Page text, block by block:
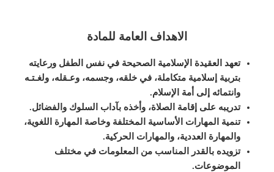
الاهداف العامة للمادة
تعهد العقيدة الإسلامية الصحيحة في نفس الطفل ورعايته
بتربية إسلامية متكاملة، في خلقه، وجسمه، وعـقله، ولغـتـه
وانتمائه إلى أمة الإسلام.
تدريبه على إقامة الصلاة، وأخذه بآداب السلوك والفضائل.
تنمية المهارات الأساسية المختلفة وخاصة المهارة اللغوية،
والمهارة العددية، والمهارات الحركية.
تزويده بالقدر المناسب من المعلومات في مختلف
الموضوعات.